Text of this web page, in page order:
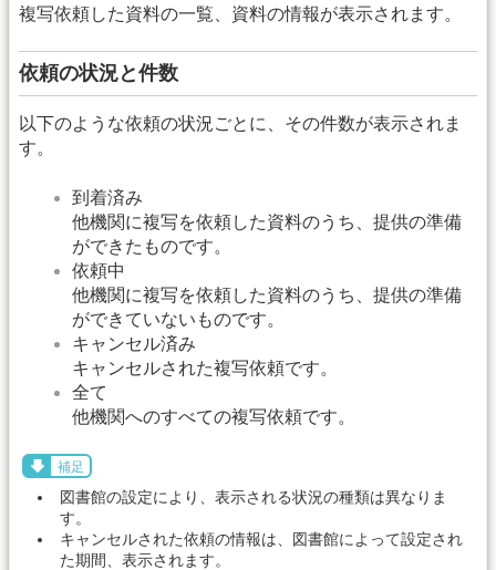
複写依頼した資料の一覧、資料の情報が表示されます。
依頼の状況と件数
以下のような依頼の状況ごとに、その件数が表示されま
す。
到着済み
他機関に複写を依頼した資料のうち、提供の準備
ができたものです。
依頼中
他機関に複写を依頼した資料のうち、提供の準備
ができていないものです。
キャンセル済み
キャンセルされた複写依頼です。
全て
他機関へのすべての複写依頼です。
補足
図書館の設定により、表示される状況の種類は異なりま
す。
キャンセルされた依頼の情報は、図書館によって設定され
た期間、表示されます。